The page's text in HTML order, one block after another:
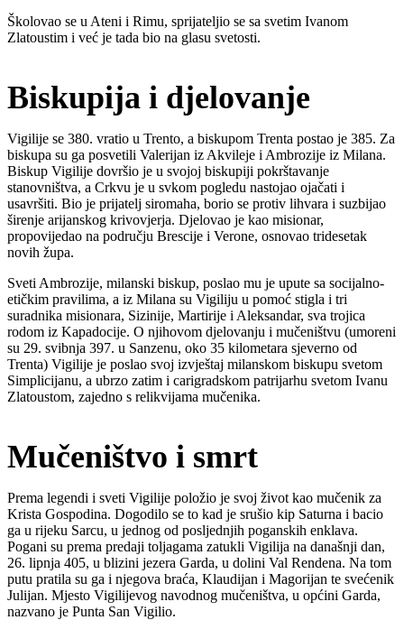
Školovao se u Ateni i Rimu, sprijateljio se sa svetim Ivanom
Zlatoustim i već je tada bio na glasu svetosti.
Biskupija i djelovanje
Vigilije se 380. vratio u Trento, a biskupom Trenta postao je 385. Za
biskupa su ga posvetili Valerijan iz Akvileje i Ambrozije iz Milana.
Biskup Vigilije dovršio je u svojoj biskupiji pokrštavanje
stanovništva, a Crkvu je u svkom pogledu nastojao ojačati i
usavršiti. Bio je prijatelj siromaha, borio se protiv lihvara i suzbijao
širenje arijanskog krivovjerja. Djelovao je kao misionar,
propovijedao na području Brescije i Verone, osnovao tridesetak
novih župa.
Sveti Ambrozije, milanski biskup, poslao mu je upute sa socijalno-
etičkim pravilima, a iz Milana su Vigiliju u pomoć stigla i tri
suradnika misionara, Sizinije, Martirije i Aleksandar, sva trojica
rodom iz Kapadocije. O njihovom djelovanju i mučeništvu (umoreni
su 29. svibnja 397. u Sanzenu, oko 35 kilometara sjeverno od
Trenta) Vigilije je poslao svoj izvještaj milanskom biskupu svetom
Simplicijanu, a ubrzo zatim i carigradskom patrijarhu svetom Ivanu
Zlatoustom, zajedno s relikvijama mučenika.
Mučeništvo i smrt
Prema legendi i sveti Vigilije položio je svoj život kao mučenik za
Krista Gospodina. Dogodilo se to kad je srušio kip Saturna i bacio
ga u rijeku Sarcu, u jednog od posljednjih poganskih enklava.
Pogani su prema predaji toljagama zatukli Vigilija na današnji dan,
26. lipnja 405, u blizini jezera Garda, u dolini Val Rendena. Na tom
putu pratila su ga i njegova braća, Klaudijan i Magorijan te svećenik
Julijan. Mjesto Vigilijevog navodnog mučeništva, u općini Garda,
nazvano je Punta San Vigilio.